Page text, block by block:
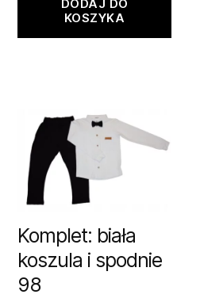
DODAJ DO
KOSZYKA
Komplet: biała
koszula i spodnie
98